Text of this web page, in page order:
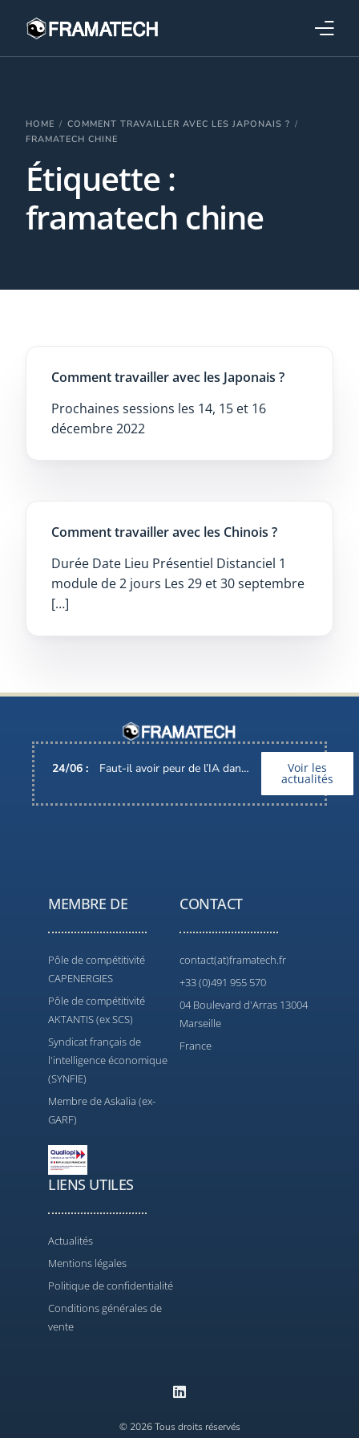
HOME
COMMENT TRAVAILLER AVEC LES JAPONAIS ?
FRAMATECH CHINE
Étiquette :
framatech chine
Comment travailler avec les Japonais ?
Prochaines sessions les 14, 15 et 16
décembre 2022
Comment travailler avec les Chinois ?
Durée Date Lieu Présentiel Distanciel 1
module de 2 jours Les 29 et 30 septembre
[…]
24/06 : Faut-il avoir peur de l’IA dans nos métiers ? Voir les
actualités
MEMBRE DE
Pôle de compétitivité
CAPENERGIES
Pôle de compétitivité
AKTANTIS (ex SCS)
Syndicat français de
l'intelligence économique
(SYNFIE)
Membre de Askalia (ex-
GARF)
CONTACT
contact(at)framatech.fr
+33 (0)491 955 570
04 Boulevard d'Arras 13004
Marseille
France
LIENS UTILES
Actualités
Mentions légales
Politique de confidentialité
Conditions générales de
vente
© 2026 Tous droits réservés
Formations
Performance électronique
Stratégies industrielles